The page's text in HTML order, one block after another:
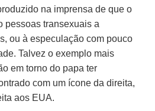
na imprensa de que o
pessoas transexuais a
ou à especulação com pouco
Talvez o exemplo mais
em torno do papa ter
com um ícone da direita,
aos EUA.